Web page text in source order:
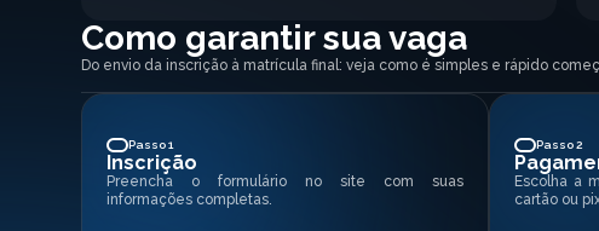
Como garantir sua vaga
Do envio da inscrição à matrícula final: veja como é simples e rápido
Passo 1
Inscrição
Preencha o formulário no site com suas
informações completas.
Passo 2
Escolha a
cartão ou